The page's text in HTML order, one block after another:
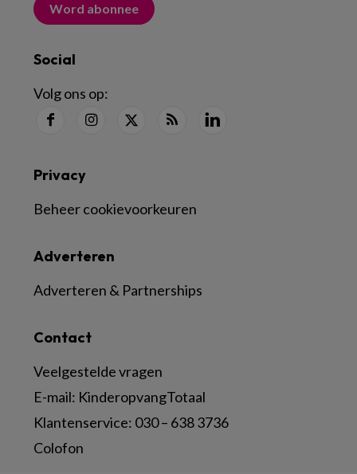
Word abonnee
Social
Volg ons op:
Contact
Veelgestelde vragen
E-mail: KinderopvangTotaal
Klantenservice: 030 – 638 3736
Colofon
Adverteren
Adverteren & Partnerships
Privacy
Beheer cookievoorkeuren